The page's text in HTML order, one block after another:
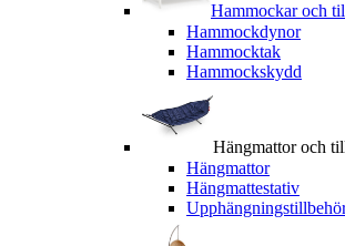
Hammockar och
Hammockdynor
Hammocktak
Hammockskydd
Hängmattor och
Hängmattor
Hängmattestativ